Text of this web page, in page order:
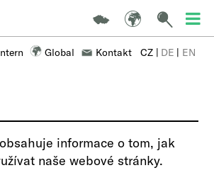
Global Kontakt CZ | DE | EN
informace o tom, jak
naše webové stránky.